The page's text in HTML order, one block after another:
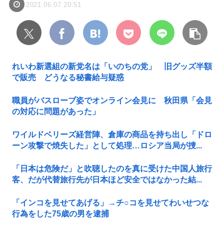
2021.06.07 20:51
れいわ新選組の新党名は「いのちの党」 旧グッズ半額
で販売 どうなる秘書給与疑惑
職員がバスローブ姿でオンライン会見に 秋田県「会見
の対応に問題があった」
ワイルドベリーズ経営陣、倉庫の商品を持ち出し「ドロ
ーン攻撃で焼失した」として処理…ロシア当局が捜...
「日本は危険だ」と吹聴したのを真に受けた中国人旅行
客、だが代替旅行先が日本ほど安全ではなかった結...
「インコを見せてあげる」→チ○コを見せてわいせつな
行為をした75歳の男を逮捕